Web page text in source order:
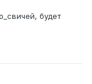
будет